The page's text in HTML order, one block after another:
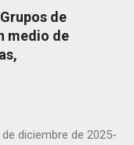
y peritos de la
que el
de violencia.
que el hombre
de
medio de
diciembre de 2025-